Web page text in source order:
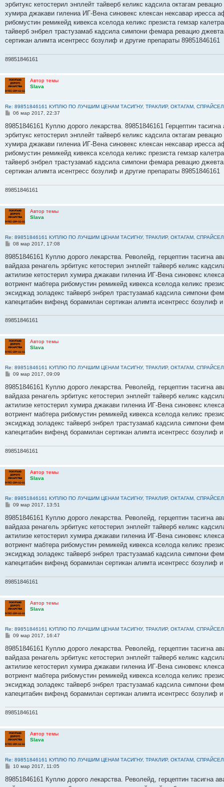
щ
е
и
е
эрбитукс кетостерил энплейт тайверб келикс кадсила октагам
хумира джакави гилениа ИГ-Вена синовекс клексан нексавар иресса
рибомустин ремикейд кивекса кселода келикс презиста гемзар
тайверб энбрел трастузамаб кадсила симпони фемара ревацио
сертикан алимта исентресс бозулиф и другие препараты 89851846161
89851846161
Автор темы
Slava
Re: 89851846161 КУПЛЮ ПО ЛУЧШИМ ЦЕНАМ ТАСИГНУ, ТРАКЛИР, ОКТАГАМ,
С
о
щ
е
и
е
06 мар 2017, 22:37
89851846161 Куплю дорого лекарства. 89851846161 Герцептин
эрбитукс кетостерил энплейт тайверб келикс кадсила октагам
хумира джакави гилениа ИГ-Вена синовекс клексан нексавар иресса
рибомустин ремикейд кивекса кселода келикс презиста гемзар
тайверб энбрел трастузамаб кадсила симпони фемара ревацио
сертикан алимта исентресс бозулиф и другие препараты 89851846161
89851846161
Автор темы
Slava
Re: 89851846161 КУПЛЮ ПО ЛУЧШИМ ЦЕНАМ ТАСИГНУ, ТРАКЛИР, ОКТАГАМ,
С
о
щ
е
и
е
08 мар 2017, 17:08
89851846161 Куплю дорого лекарства. Револейд, герцептин тасигна
вайдаза ренагель эрбитукс кетостерил энплейт тайверб келикс
актилизе кетостерил хумира джакави гилениа ИГ-Вена синовекс
вотриент мабтера рибомустин ремикейд кивекса кселода келикс
эксиджад золадекс тайверб энбрел трастузамаб кадсила симпони
капецитабин вифенд борамилан сертикан алимта исентресс бозулиф
89851846161
Автор темы
Slava
Re: 89851846161 КУПЛЮ ПО ЛУЧШИМ ЦЕНАМ ТАСИГНУ, ТРАКЛИР, ОКТАГАМ,
С
о
щ
е
и
е
09 мар 2017, 09:09
89851846161 Куплю дорого лекарства. Револейд, герцептин тасигна
вайдаза ренагель эрбитукс кетостерил энплейт тайверб келикс
актилизе кетостерил хумира джакави гилениа ИГ-Вена синовекс
вотриент мабтера рибомустин ремикейд кивекса кселода келикс
эксиджад золадекс тайверб энбрел трастузамаб кадсила симпони
капецитабин вифенд борамилан сертикан алимта исентресс бозулиф
89851846161
Автор темы
Slava
Re: 89851846161 КУПЛЮ ПО ЛУЧШИМ ЦЕНАМ ТАСИГНУ, ТРАКЛИР, ОКТАГАМ,
С
о
щ
е
и
е
09 мар 2017, 13:51
89851846161 Куплю дорого лекарства. Револейд, герцептин тасигна
вайдаза ренагель эрбитукс кетостерил энплейт тайверб келикс
актилизе кетостерил хумира джакави гилениа ИГ-Вена синовекс
вотриент мабтера рибомустин ремикейд кивекса кселода келикс
эксиджад золадекс тайверб энбрел трастузамаб кадсила симпони
капецитабин вифенд борамилан сертикан алимта исентресс бозулиф
89851846161
Автор темы
Slava
Re: 89851846161 КУПЛЮ ПО ЛУЧШИМ ЦЕНАМ ТАСИГНУ, ТРАКЛИР, ОКТАГАМ,
С
о
щ
е
и
е
09 мар 2017, 16:47
89851846161 Куплю дорого лекарства. Револейд, герцептин тасигна
вайдаза ренагель эрбитукс кетостерил энплейт тайверб келикс
актилизе кетостерил хумира джакави гилениа ИГ-Вена синовекс
вотриент мабтера рибомустин ремикейд кивекса кселода келикс
эксиджад золадекс тайверб энбрел трастузамаб кадсила симпони
капецитабин вифенд борамилан сертикан алимта исентресс бозулиф
89851846161
Автор темы
Slava
Re: 89851846161 КУПЛЮ ПО ЛУЧШИМ ЦЕНАМ ТАСИГНУ, ТРАКЛИР, ОКТАГАМ,
С
о
10 мар 2017, 11:05
89851846161 Куплю дорого лекарства. Револейд, герцептин тасигна